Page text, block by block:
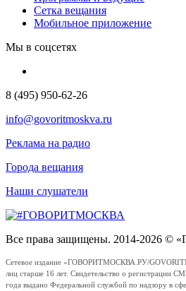
Сетка вещания
Мобильное приложение
Мы в соцсетях
8 (495) 950-62-26
info@govoritmoskva.ru
Реклама на радио
Города вещания
Наши слушатели
Все права защищены. 2014-2026 ©
Сетевое издание «ГОВОРИТМОСКВА.РУ/
лиц старше 16 лет. Свидетельство о регистрации
года выдано Федеральной службой по надзору в